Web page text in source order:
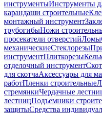
инструментыИнструменты
карандаши строительные
монтажный инструмент
трубогибыНожи
просекатели отверстийЛомы
механическиеСтеклорезы
инструментПлиткорезы
отделочный инструмент
для скотчаАксессуары для
работПленки строительные
стремянкиЧердачные
лестницПодъемники
защитыСредства